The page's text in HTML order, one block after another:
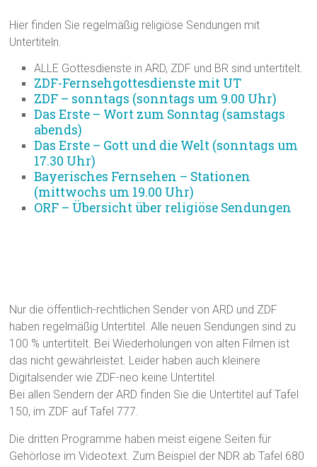
Hier finden Sie regelmäßig religiöse Sendungen mit
Untertiteln.
ALLE Gottesdienste in ARD, ZDF und BR sind untertitelt.
ZDF-Fernsehgottesdienste mit UT
ZDF – sonntags (sonntags um 9.00 Uhr)
Das Erste – Wort zum Sonntag (samstags
abends)
Das Erste – Gott und die Welt (sonntags um
17.30 Uhr)
Bayerisches Fernsehen – Stationen
(mittwochs um 19.00 Uhr)
ORF – Übersicht über religiöse Sendungen
Nur die öffentlich-rechtlichen Sender von ARD und ZDF
haben regelmäßig Untertitel. Alle neuen Sendungen sind zu
100 % untertitelt. Bei Wiederholungen von alten Filmen ist
das nicht gewährleistet. Leider haben auch kleinere
Digitalsender wie ZDF-neo keine Untertitel.
Bei allen Sendern der ARD finden Sie die Untertitel auf Tafel
150, im ZDF auf Tafel 777.
Die dritten Programme haben meist eigene Seiten für
Gehörlose im Videotext. Zum Beispiel der NDR ab Tafel 680